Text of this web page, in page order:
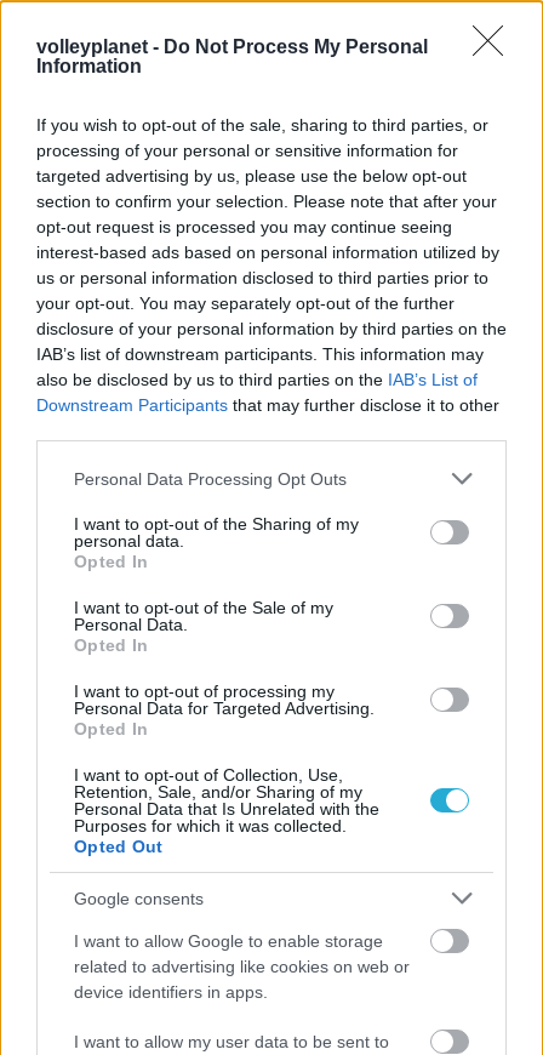
volleyplanet - Do Not Process My Personal
Information
If you wish to opt-out of the sale, sharing to third parties, or
processing of your personal or sensitive information for
targeted advertising by us, please use the below opt-out
section to confirm your selection. Please note that after your
opt-out request is processed you may continue seeing
interest-based ads based on personal information utilized by
us or personal information disclosed to third parties prior to
your opt-out. You may separately opt-out of the further
disclosure of your personal information by third parties on the
IAB’s list of downstream participants. This information may
also be disclosed by us to third parties on the IAB’s List of
Downstream Participants that may further disclose it to other
Please note that this website/app uses one or more Google
not limited to your visit or usage behaviour. You may click to
grant or deny consent to Google and its third-party tags to
use your data for below specified purposes in below Google
consent section.
Personal Data Processing Opt Outs
I want to opt-out of the Sharing of my
personal data.
Opted In
I want to opt-out of the Sale of my
Personal Data.
Opted In
I want to opt-out of processing my
Personal Data for Targeted Advertising.
Opted In
I want to opt-out of Collection, Use,
Retention, Sale, and/or Sharing of my
Personal Data that Is Unrelated with the
Purposes for which it was collected.
Opted Out
Google consents
I want to allow Google to enable storage
related to advertising like cookies on web or
device identifiers in apps.
I want to allow my user data to be sent to
Προς στρατηγική συνεργασία ΠΑΣΑΠΠ και
Πανεπιστημίου Πατρών
05/08/2026
Πρώτο δυνατό τεστ της Εθνικής Γυναικών επί ιταλικού
εδάφους με Σουηδία
05/08/2026
Η Καλαπόδα, «μία φίλη απ’ τα παλιά», ορθώνει το
ανάστημά της ξανά στη Σαντορίνη
Από την Περούτζια του 2000
Παναθηναϊκού με την
ιστορία
ΗΛΙΑΣ ΠΑΠΑΪΩΑΝΝΟΥ
08/03/2026
οι σημαντικότερες νίκες του